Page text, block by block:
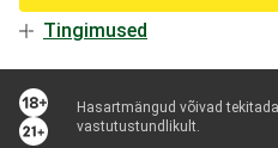
Tingimused
Hasartmängud võivad
vastutustundlikult.